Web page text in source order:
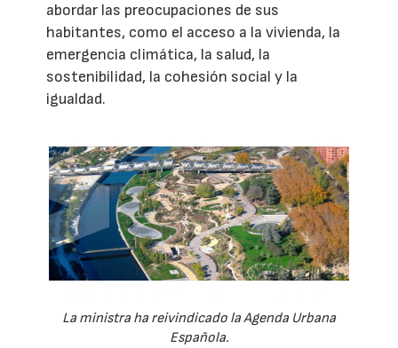
abordar las preocupaciones de sus
habitantes, como el acceso a la vivienda, la
emergencia climática, la salud, la
sostenibilidad, la cohesión social y la
igualdad.
La ministra ha reivindicado la Agenda Urbana
Española.